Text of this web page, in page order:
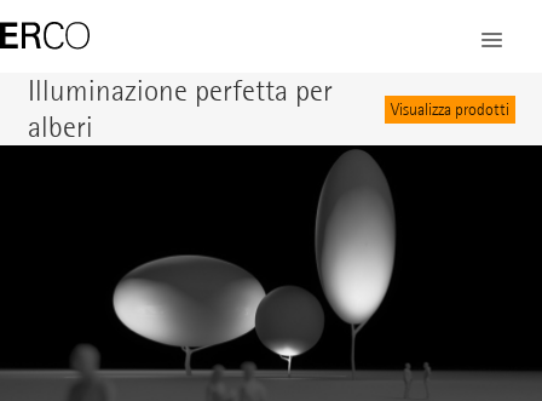
Illuminazione perfetta per
alberi
Visualizza prodotti